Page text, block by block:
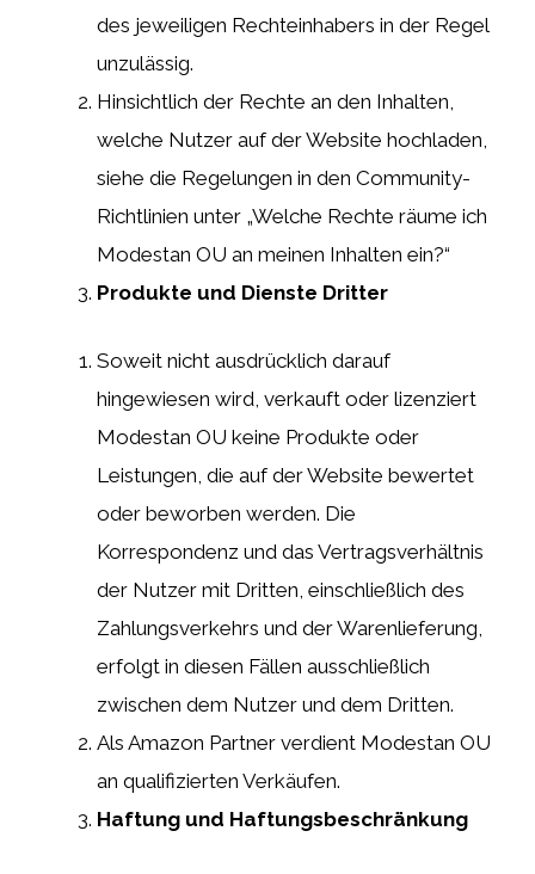
des jeweiligen Rechteinhabers in der Regel
unzulässig.
Hinsichtlich der Rechte an den Inhalten,
welche Nutzer auf der Website hochladen,
siehe die Regelungen in den Community-
Richtlinien unter „Welche Rechte räume ich
Modestan OU an meinen Inhalten ein?“
Produkte und Dienste Dritter
Soweit nicht ausdrücklich darauf
hingewiesen wird, verkauft oder lizenziert
Modestan OU keine Produkte oder
Leistungen, die auf der Website bewertet
oder beworben werden. Die
Korrespondenz und das Vertragsverhältnis
der Nutzer mit Dritten, einschließlich des
Zahlungsverkehrs und der Warenlieferung,
erfolgt in diesen Fällen ausschließlich
zwischen dem Nutzer und dem Dritten.
Als Amazon Partner verdient Modestan OU
an qualifizierten Verkäufen.
Haftung und Haftungsbeschränkung